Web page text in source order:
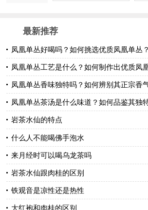
最新推荐
凤凰单丛好喝吗？如何挑选优质凤凰单丛？
凤凰单丛工艺是什么？如何制作出优质凤
凤凰单丛香味独特吗？如何辨别其正宗香
凤凰单丛茶汤是什么味道？如何品鉴其独
岩茶水仙的特点
什么人不能喝佛手泡水
来月经时可以喝乌龙茶吗
岩茶水仙跟肉桂的区别
铁观音是凉性还是热性
大红袍和肉桂的区别